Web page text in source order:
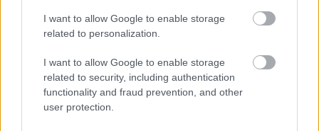
I want to allow Google to enable storage
related to personalization.
I want to allow Google to enable storage
related to security, including authentication
functionality and fraud prevention, and other
user protection.
Tutustu Procountoriin
Tutustu Procountor Soloon